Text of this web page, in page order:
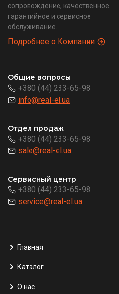
сопровождение, качественное
гарантийное и сервисное
обслуживание.
Подробнее о Компании
Общие вопросы
+380 (44) 233-65-98
info@real-el.ua
Отдел продаж
+380 (44) 233-65-98
sale@real-el.ua
Сервисный центр
+380 (44) 233-65-98
service@real-el.ua
Главная
Каталог
О нас